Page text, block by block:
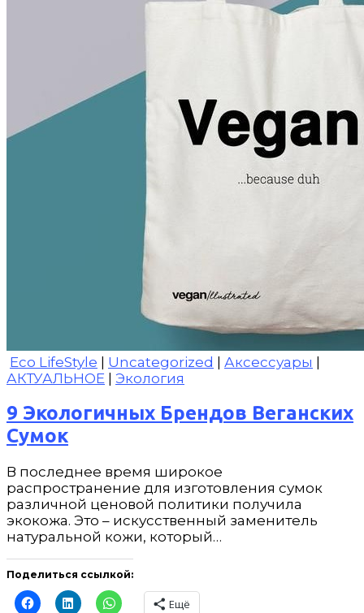
Eco LifeStyle | Uncategorized | Аксессуары |
АКТУАЛЬНОЕ | Экология
9 Экологичных Брендов Веганских
Сумок
В последнее время широкое
распространение для изготовления сумок
различной ценовой политики получила
экокожа. Это – искусственный заменитель
натуральной кожи, который…
Поделиться ссылкой:
Ещё